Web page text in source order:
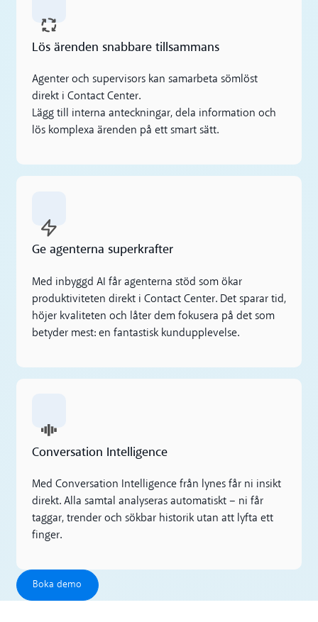
Lös ärenden snabbare tillsammans
Agenter och supervisors kan samarbeta sömlöst
direkt i Contact Center.
Lägg till interna anteckningar, dela information och
lös komplexa ärenden på ett smart sätt.
Ge agenterna superkrafter
Med inbyggd AI får agenterna stöd som ökar
produktiviteten direkt i Contact Center. Det sparar tid,
höjer kvaliteten och låter dem fokusera på det som
betyder mest: en fantastisk kundupplevelse.
Conversation Intelligence
Med Conversation Intelligence från lynes får ni insikt
direkt. Alla samtal analyseras automatiskt – ni får
taggar, trender och sökbar historik utan att lyfta ett
finger.
Boka demo
Boka demo